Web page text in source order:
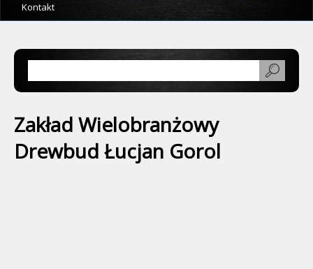
Kontakt
Zakład Wielobranżowy
Drewbud Łucjan Gorol